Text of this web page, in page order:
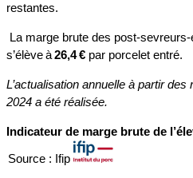
restantes.
La marge brute des post-
s’élève à26,4 € par porcelet entré.
L’actualisation annuelle à partir
2024 a été réalisée.
Indicateur de marge brute de
Source : Ifip